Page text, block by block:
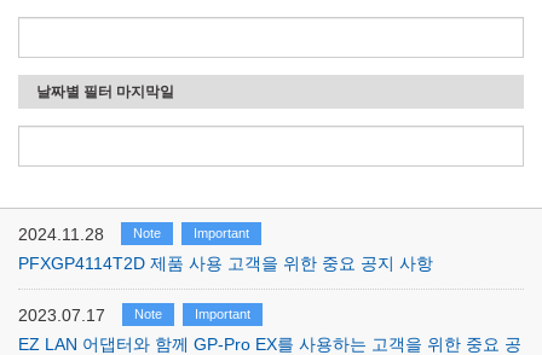
날짜별 필터 마지막일
2024.11.28 Note Important
PFXGP4114T2D 제품 사용 고객을 위한 중요 공지 사항
2023.07.17 Note Important
EZ LAN 어댑터와 함께 GP-Pro EX를 사용하는 고객을 위한 중요 공